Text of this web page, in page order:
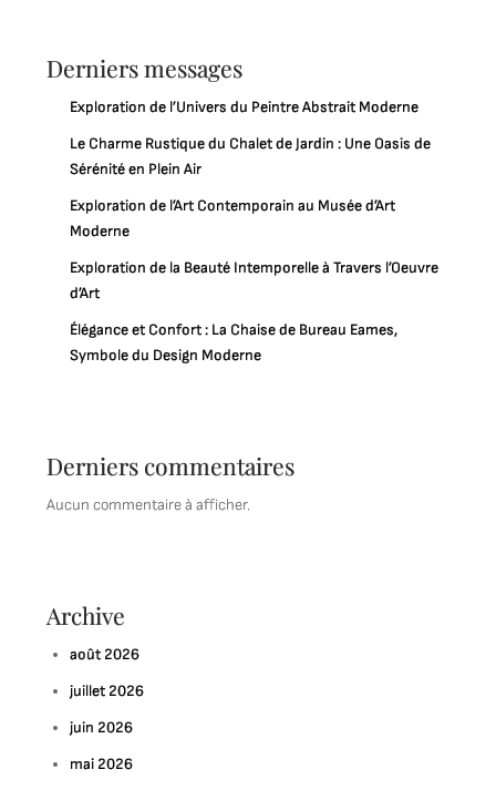
Derniers messages
Exploration de l’Univers du Peintre Abstrait Moderne
Le Charme Rustique du Chalet de Jardin : Une Oasis de
Sérénité en Plein Air
Exploration de l’Art Contemporain au Musée d’Art
Moderne
Exploration de la Beauté Intemporelle à Travers l’Oeuvre
d’Art
Élégance et Confort : La Chaise de Bureau Eames,
Symbole du Design Moderne
Derniers commentaires
Aucun commentaire à afficher.
Archive
août 2026
juillet 2026
juin 2026
mai 2026